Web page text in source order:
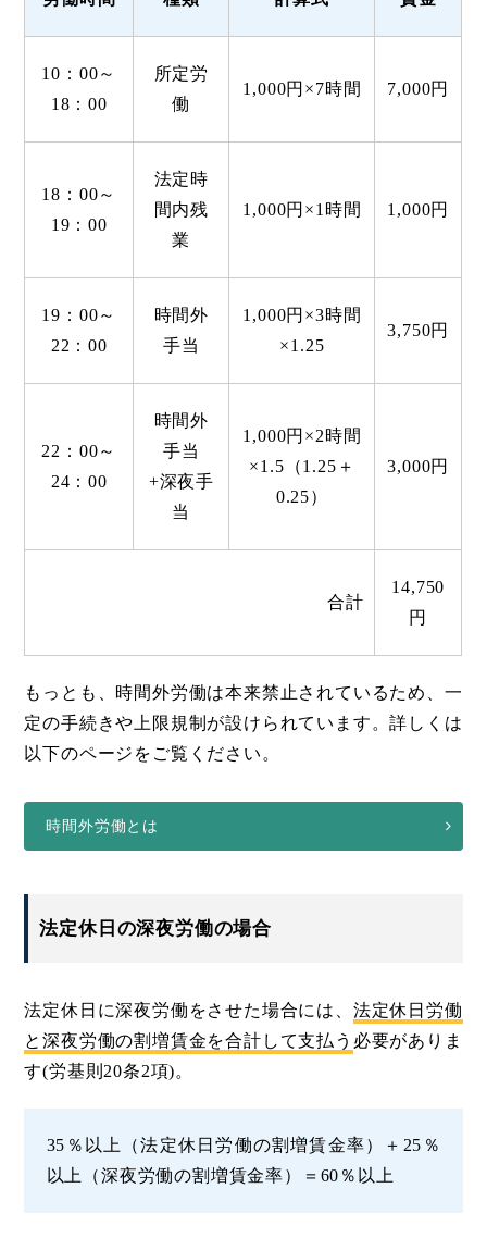
10：00～
18：00
所定労
働
1,000円×7時間 7,000円
18：00～
19：00
法定時
間内残
業
1,000円×1時間 1,000円
19：00～
22：00
時間外
手当
1,000円×3時間
×1.25
3,750円
22：00～
24：00
時間外
手当
+深夜手
当
1,000円×2時間
×1.5（1.25＋
0.25）
3,000円
合計
14,750
円
もっとも、時間外労働は本来禁止されているため、一
定の手続きや上限規制が設けられています。詳しくは
以下のページをご覧ください。
時間外労働とは
法定休日の深夜労働の場合
法定休日に深夜労働をさせた場合には、 法定休日労働
と深夜労働の割増賃金を合計して支払う 必要がありま
す(労基則20条2項)。
35％以上（法定休日労働の割増賃金率）＋25％
以上（深夜労働の割増賃金率）＝60％以上